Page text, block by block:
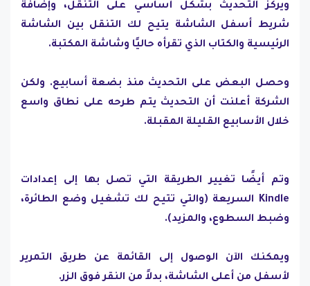
ويركز التحديث بشكل أساسي على التنقل، وإضافة
شريط أسفل الشاشة يتيح لك التنقل بين الشاشة
الرئيسية والكتاب الذي تقرأه حاليًا وشاشة المكتبة.
وحصل البعض على التحديث منذ بضعة أسابيع. ولكن
الشركة أعلنت أن التحديث يتم طرحه على نطاق واسع
خلال الأسابيع القليلة المقبلة.
وتم أيضًا تغيير الطريقة التي تصل بها إلى إعدادات
Kindle السريعة (والتي تتيح لك تشغيل وضع الطائرة،
وضبط السطوع، والمزيد).
ويمكنك الآن الوصول إلى القائمة عن طريق التمرير
لأسفل من أعلى الشاشة، بدلاً من النقر فوق الزر.